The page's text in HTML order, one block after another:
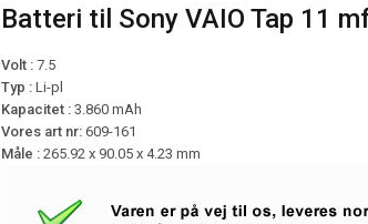
Batteri til Sony VAIO Tap 11
Volt :7.5
Typ : Li-pl
Kapacitet : 3.860 mAh
Vores art nr: 609-161
Måle : 265.92 x 90.05 x 4.23 mm